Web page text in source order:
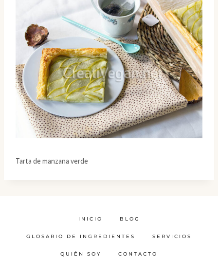
Tarta de manzana verde
INICIO BLOG
GLOSARIO DE INGREDIENTES SERVICIOS
QUIÉN SOY CONTACTO